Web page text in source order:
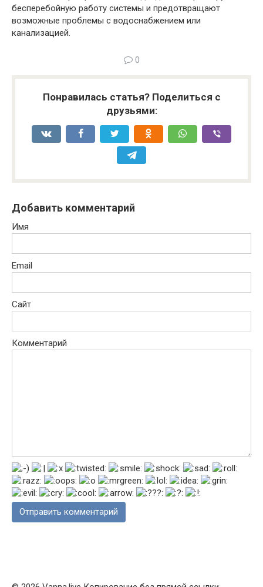
бесперебойную работу системы и предотвращают
возможные проблемы с водоснабжением или
канализацией.
0
Понравилась статья? Поделиться с
друзьями:
Добавить комментарий
Имя
Email
Сайт
Комментарий